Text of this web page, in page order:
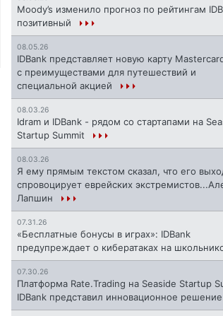
Moody’s изменило прогноз по рейтингам
позитивный
08.05.26
IDBank представляет новую карту
с преимуществами для путешествий и
специальной акцией
08.03.26
Idram и IDBank - рядом со стартапами на
Startup Summit
08.03.26
Я ему прямым текстом сказал, что его
спровоцирует еврейских
Лапшин
07.31.26
«Бесплатные бонусы в играх»: IDBank
предупреждает о кибератаках на
07.30.26
Платформа Rate.Trading на Seaside Startup
IDBank представил инновационное решение